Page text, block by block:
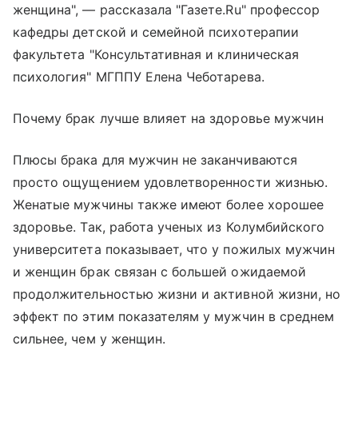
женщина", — рассказала "Газете.Ru" профессор
кафедры детской и семейной психотерапии
факультета "Консультативная и клиническая
психология" МГППУ Елена Чеботарева.
Почему брак лучше влияет на здоровье мужчин
Плюсы брака для мужчин не заканчиваются
просто ощущением удовлетворенности жизнью.
Женатые мужчины также имеют более хорошее
здоровье. Так, работа ученых из Колумбийского
университета показывает, что у пожилых мужчин
и женщин брак связан с большей ожидаемой
продолжительностью жизни и активной жизни, но
эффект по этим показателям у мужчин в среднем
сильнее, чем у женщин.